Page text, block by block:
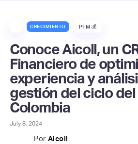
CRECIMIENTO PFM 💰
Conoce Aicoll, un
Financiero de
experiencia y
gestión del ciclo
Colombia
July 8, 2024
Por Aicoll